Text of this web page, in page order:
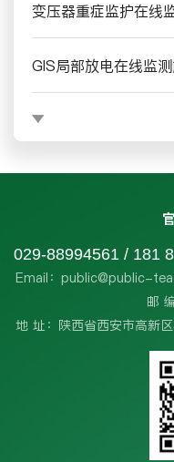
变压器重症监护在线
GIS局部放电在线监
029-88994561 / 181
Email：public@public-
邮
地 址：陕西省西安市高新